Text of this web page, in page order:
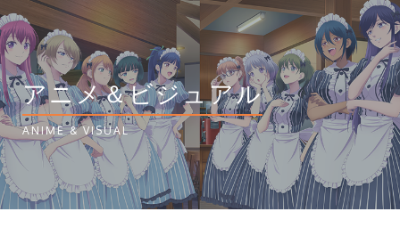
アニメ＆ビジュアル
ANIME & VISUAL